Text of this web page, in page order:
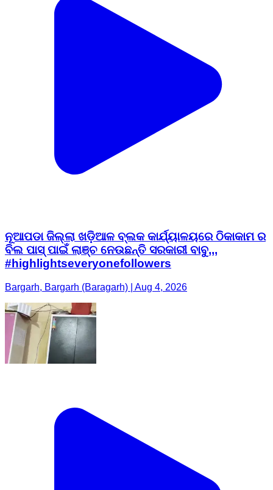
ନୂଆପଡା ଜିଲ୍ଲା ଖଡ଼ିଆଳ ବ୍ଲକ କାର୍ଯ୍ୟାଳୟରେ ଠିକାକାମ ର
ବିଲ ପାସ୍ ପାଇଁ ଲାଞ୍ଚ ନେଉଛନ୍ତି ସରକାରୀ ବାବୁ,,,
#highlightseveryonefollowers
Bargarh, Bargarh (Baragarh) | Aug 4, 2026